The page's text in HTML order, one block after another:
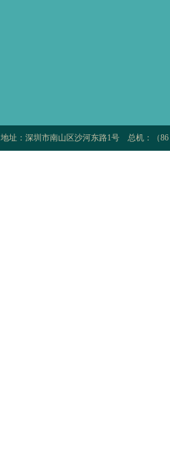
地址：深圳市南山区沙河东路1号 总机：（